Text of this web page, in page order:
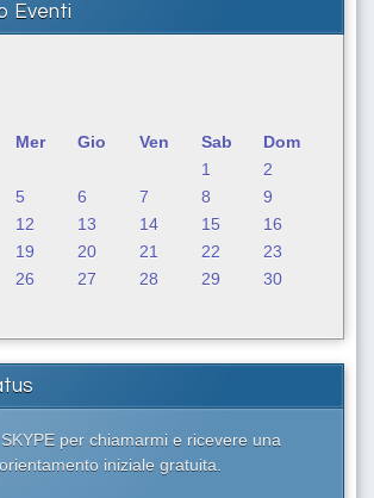
Eventi
Mer Gio Ven Sab
Dom
1
2
5 6 7 8
9
12 13 14 15
16
19 20 21 22
23
26 27 28 29
30
per chiamarmi e ricevere una
iniziale gratuita.